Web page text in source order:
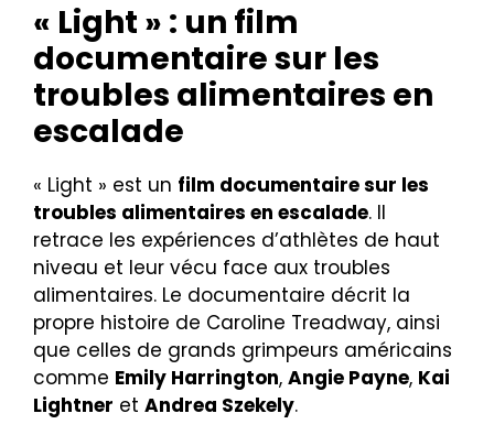
« Light » : un film
documentaire sur les
troubles alimentaires en
escalade
« Light » est un film documentaire sur les
troubles alimentaires en escalade. Il
retrace les expériences d’athlètes de haut
niveau et leur vécu face aux troubles
alimentaires. Le documentaire décrit la
propre histoire de Caroline Treadway, ainsi
que celles de grands grimpeurs américains
comme Emily Harrington, Angie Payne, Kai
Lightner et Andrea Szekely.